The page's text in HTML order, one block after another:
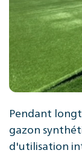
Pendant
gazon
d'utilisation